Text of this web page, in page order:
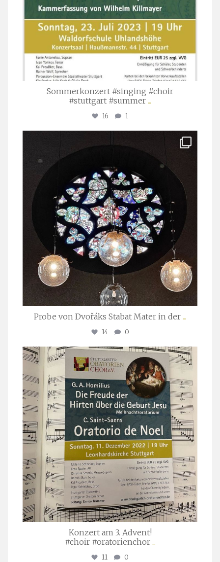
Sommerkonzert #singing #choir
#stuttgart #summer ...
16 1
Apr. 1
Probe von Dvořáks Stabat Mater in der ...
14 0
stuttgarter_oratorienchor
Nov. 29
Konzert am 3. Advent!
#choir #oratorienchor ...
11 0